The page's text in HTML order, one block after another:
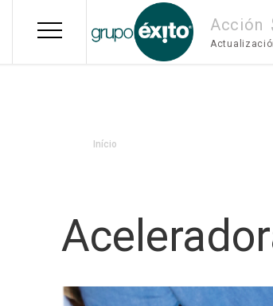
principal
Acción
Trilha
Início